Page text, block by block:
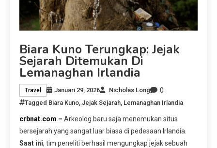
Biara Kuno Terungkap: Jejak
Sejarah Ditemukan Di
Lemanaghan Irlandia
Travel Januari 29, 2026 Nicholas Long 0
Tagged Biara Kuno Jejak Sejarah Lemanaghan Irlandia
crbnat.com – Arkeolog baru saja menemukan situs
bersejarah yang sangat luar biasa di pedesaan Irlandia.
Saat ini, tim peneliti berhasil mengungkap jejak sebuah